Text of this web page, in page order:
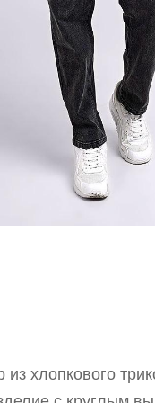
хлопкового